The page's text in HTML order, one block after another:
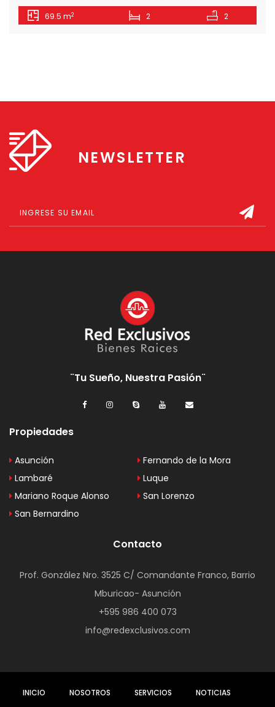
permiten escaparse de la ciudad sin salir de ella.
BALCONES DE SEMINARIO ofrece una gran variedad de
69.5 m2 2 2
NEWSLETTER
¨Tu Sueño, Nuestra Pasión¨
Propiedades
Asunción
Fernando de la Mora
Lambaré
Luque
Mariano Roque Alonso
San Lorenzo
San Bernardino
Contacto
Prof. González Nro. 3525 C/ Comandante Franco, Barrio
Mburicao- Asunción
+595 986 400 073
info@redexclusivos.com
INICIO NOSOTROS SERVICIOS NOTICIAS